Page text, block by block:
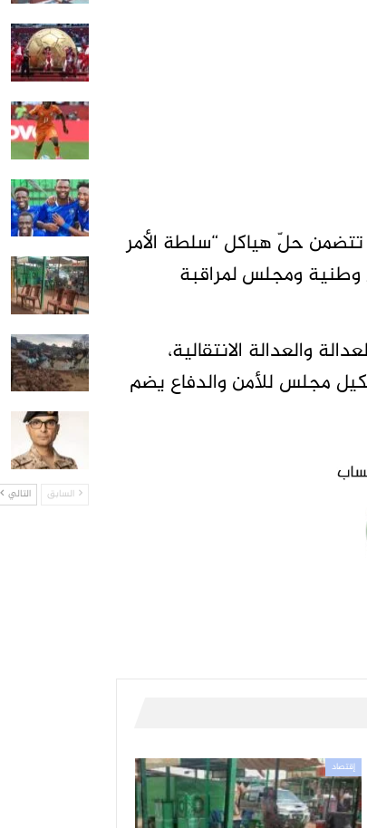
حلّ هياكل “سلطة الأمر
وطنية ومجلس لمراقبة
والعدالة الانتقالية،
مجلس للأمن والدفاع يضم
إقتصاد
السابق التالي